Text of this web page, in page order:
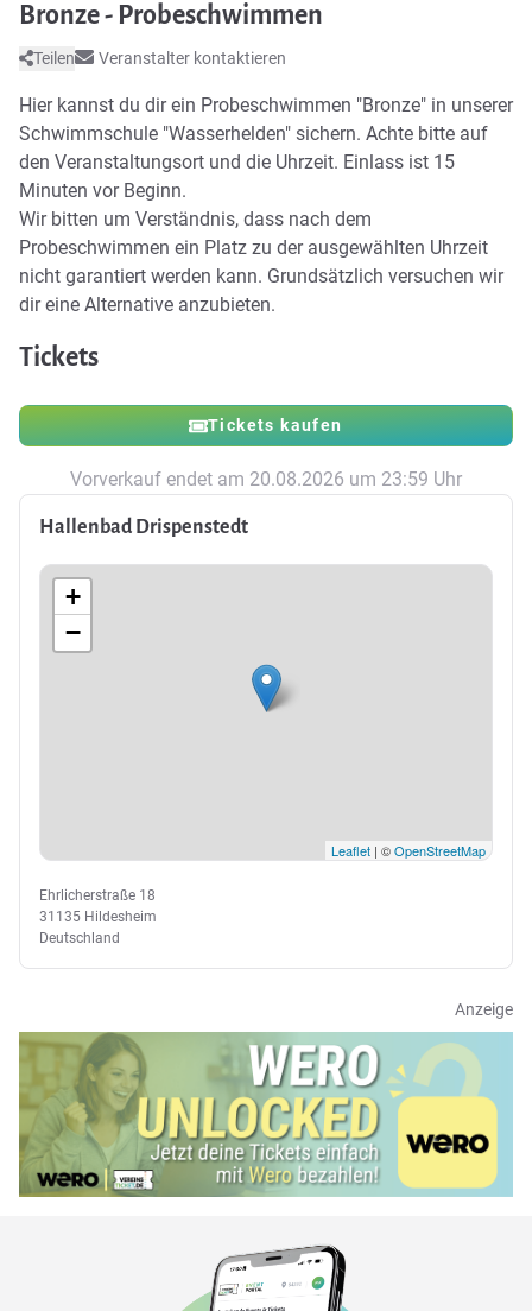
Bronze - Probeschwimmen
Teilen Veranstalter kontaktieren
Hier kannst du dir ein Probeschwimmen "Bronze" in unserer
Schwimmschule "Wasserhelden" sichern. Achte bitte auf
den Veranstaltungsort und die Uhrzeit. Einlass ist 15
Minuten vor Beginn.
Wir bitten um Verständnis, dass nach dem
Probeschwimmen ein Platz zu der ausgewählten Uhrzeit
nicht garantiert werden kann. Grundsätzlich versuchen wir
dir eine Alternative anzubieten.
Tickets
Tickets kaufen
Vorverkauf endet am 20.08.2026 um 23:59 Uhr
Hallenbad Drispenstedt
+
−
Leaflet | ©OpenStreetMap
Ehrlicherstraße 18
31135 Hildesheim
Deutschland
Anzeige